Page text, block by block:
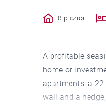
8 piezas
A profitable
home or
apartments, a 22
wall and a